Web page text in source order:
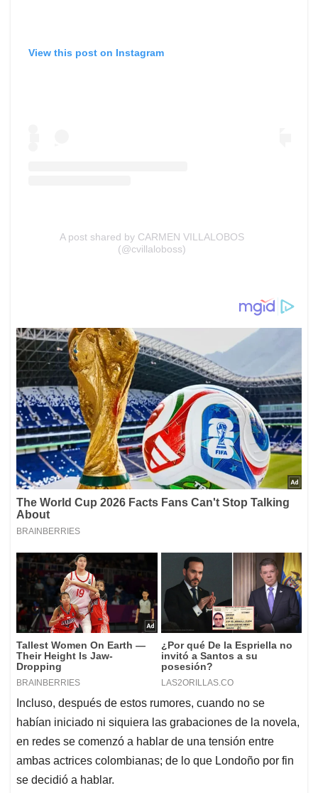
View this post on Instagram
A post shared by CARMEN VILLALOBOS
(@cvillaloboss)
Incluso, después de estos rumores, cuando no se
habían iniciado ni siquiera las grabaciones de la novela,
en redes se comenzó a hablar de una tensión entre
ambas actrices colombianas; de lo que Londoño por fin
se decidió a hablar.